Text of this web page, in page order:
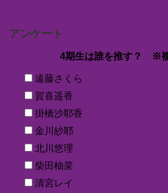
アンケート
4期生は誰を推す？ ※
遠藤さくら
賀喜遥香
掛橋沙耶香
金川紗耶
北川悠理
柴田柚菜
清宮レイ